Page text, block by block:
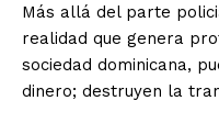
​Más allá del parte
realidad que genera
sociedad dominicana,
dinero; destruyen la